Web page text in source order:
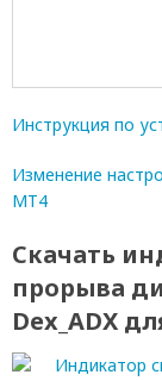
Инструкция по
Изменение
МТ4
Скачать
прорыва
Dex_ADX